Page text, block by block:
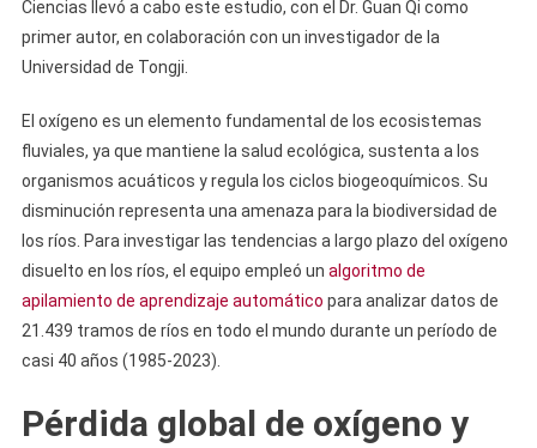
Ciencias llevó a cabo este estudio, con el Dr. Guan Qi como
primer autor, en colaboración con un investigador de la
Universidad de Tongji.
El oxígeno es un elemento fundamental de los ecosistemas
fluviales, ya que mantiene la salud ecológica, sustenta a los
organismos acuáticos y regula los ciclos biogeoquímicos. Su
disminución representa una amenaza para la biodiversidad de
los ríos. Para investigar las tendencias a largo plazo del oxígeno
disuelto en los ríos, el equipo empleó un algoritmo de
apilamiento de aprendizaje automático para analizar datos de
21.439 tramos de ríos en todo el mundo durante un período de
casi 40 años (1985-2023).
Pérdida global de oxígeno y